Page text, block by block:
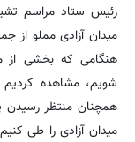
رئیس ستاد مراسم
میدان آزادی مملو از
هنگامی که بخشی از
شویم، مشاهده
همچنان منتظر رسیدن
میدان آزادی را طی